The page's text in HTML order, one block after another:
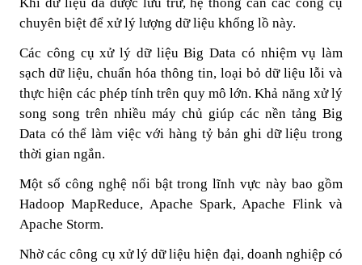
chuyên biệt để xử lý lượng dữ liệu khổng lồ này.
Các công cụ xử lý dữ liệu Big Data có nhiệm vụ làm
sạch dữ liệu, chuẩn hóa thông tin, loại bỏ dữ liệu lỗi và
thực hiện các phép tính trên quy mô lớn. Khả năng xử lý
song song trên nhiều máy chủ giúp các nền tảng Big
Data có thể làm việc với hàng tỷ bản ghi dữ liệu trong
thời gian ngắn.
Một số công nghệ nổi bật trong lĩnh vực này bao gồm
Hadoop MapReduce, Apache Spark, Apache Flink và
Apache Storm.
Nhờ các công cụ xử lý dữ liệu hiện đại, doanh nghiệp có